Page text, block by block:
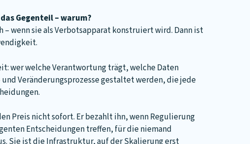
Gegenteil – warum?
wenn sie als Verbotsapparat konstruiert wird. Dann ist
wer welche Verantwortung trägt, welche Daten
Veränderungsprozesse gestaltet werden, die jede
Preis nicht sofort. Er bezahlt ihn, wenn Regulierung
Entscheidungen treffen, für die niemand
Sie ist die Infrastruktur, auf der Skalierung erst